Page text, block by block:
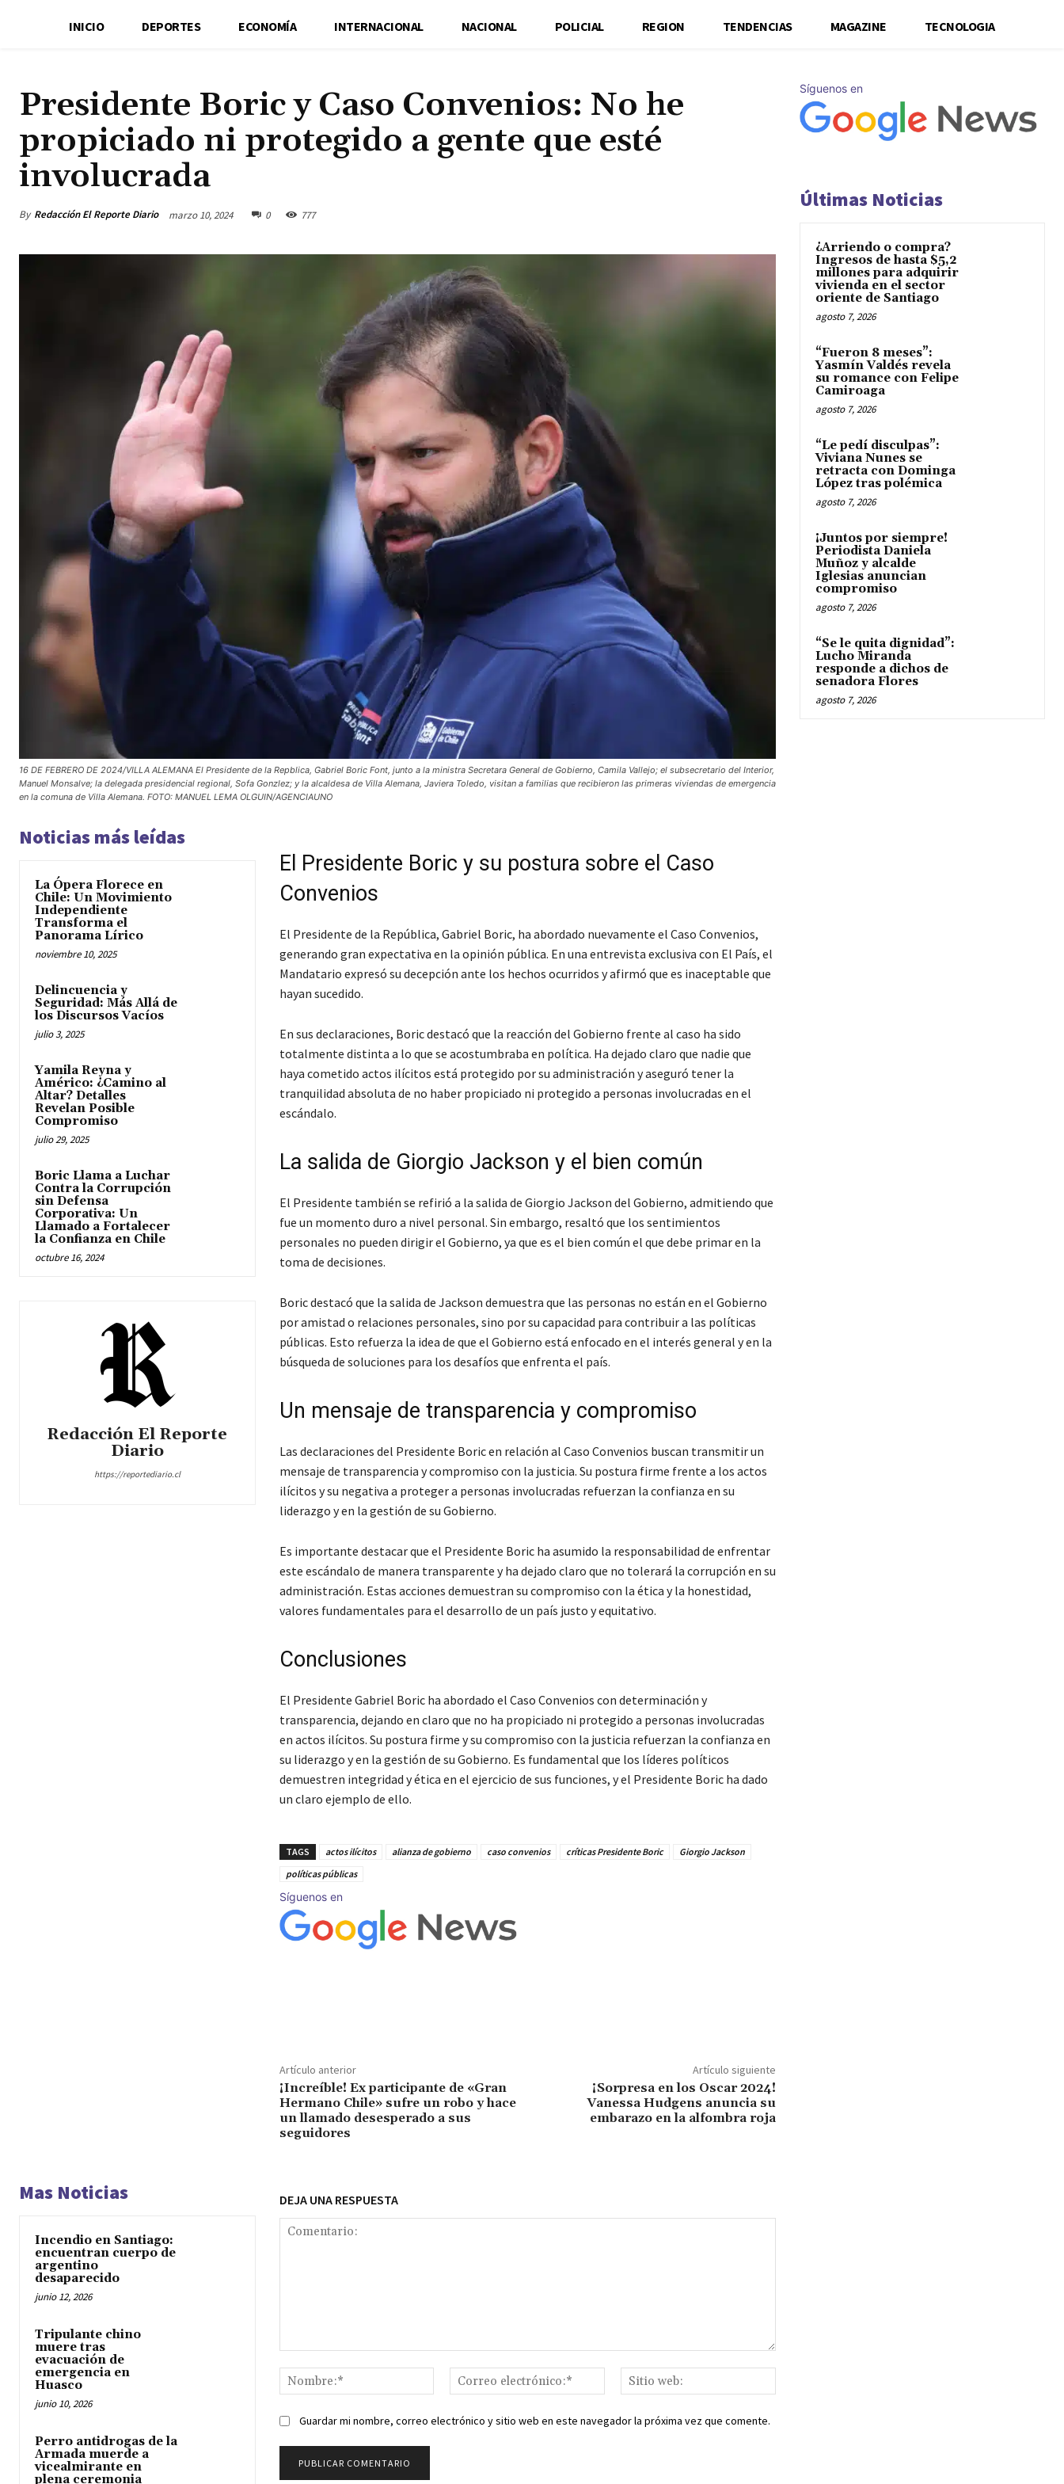
INICIO DEPORTES ECONOMÍA INTERNACIONAL NACIONAL POLICIAL REGION TENDENCIAS MAGAZINE TECNOLOGIA
Presidente Boric y Caso Convenios: No he
propiciado ni protegido a gente que esté
involucrada
By Redacción El Reporte Diario marzo 10, 2024 0 777
16 DE FEBRERO DE 2024/VILLA ALEMANA El Presidente de la Repblica, Gabriel Boric Font, junto a la ministra Secretara General de Gobierno, Camila Vallejo; el subsecretario del Interior,
Manuel Monsalve; la delegada presidencial regional, Sofa Gonzlez; y la alcaldesa de Villa Alemana, Javiera Toledo, visitan a familias que recibieron las primeras viviendas de emergencia
en la comuna de Villa Alemana. FOTO: MANUEL LEMA OLGUIN/AGENCIAUNO
Noticias más leídas
La Ópera Florece en
Chile: Un Movimiento
Independiente
Transforma el
Panorama Lírico
noviembre 10, 2025
Delincuencia y
Seguridad: Más Allá de
los Discursos Vacíos
julio 3, 2025
Yamila Reyna y
Américo: ¿Camino al
Altar? Detalles
Revelan Posible
Compromiso
julio 29, 2025
Boric Llama a Luchar
Contra la Corrupción
sin Defensa
Corporativa: Un
Llamado a Fortalecer
la Confianza en Chile
octubre 16, 2024
Redacción El Reporte
Diario
https://reportediario.cl
El Presidente Boric y su postura sobre el Caso
Convenios
El Presidente de la República, Gabriel Boric, ha abordado nuevamente el Caso Convenios,
generando gran expectativa en la opinión pública. En una entrevista exclusiva con El País, el
Mandatario expresó su decepción ante los hechos ocurridos y afirmó que es inaceptable que
hayan sucedido.
En sus declaraciones, Boric destacó que la reacción del Gobierno frente al caso ha sido
totalmente distinta a lo que se acostumbraba en política. Ha dejado claro que nadie que
haya cometido actos ilícitos está protegido por su administración y aseguró tener la
tranquilidad absoluta de no haber propiciado ni protegido a personas involucradas en el
escándalo.
La salida de Giorgio Jackson y el bien común
El Presidente también se refirió a la salida de Giorgio Jackson del Gobierno, admitiendo que
fue un momento duro a nivel personal. Sin embargo, resaltó que los sentimientos
personales no pueden dirigir el Gobierno, ya que es el bien común el que debe primar en la
toma de decisiones.
Boric destacó que la salida de Jackson demuestra que las personas no están en el Gobierno
por amistad o relaciones personales, sino por su capacidad para contribuir a las políticas
públicas. Esto refuerza la idea de que el Gobierno está enfocado en el interés general y en la
búsqueda de soluciones para los desafíos que enfrenta el país.
Un mensaje de transparencia y compromiso
Las declaraciones del Presidente Boric en relación al Caso Convenios buscan transmitir un
mensaje de transparencia y compromiso con la justicia. Su postura firme frente a los actos
ilícitos y su negativa a proteger a personas involucradas refuerzan la confianza en su
liderazgo y en la gestión de su Gobierno.
Es importante destacar que el Presidente Boric ha asumido la responsabilidad de enfrentar
este escándalo de manera transparente y ha dejado claro que no tolerará la corrupción en su
administración. Estas acciones demuestran su compromiso con la ética y la honestidad,
valores fundamentales para el desarrollo de un país justo y equitativo.
Conclusiones
El Presidente Gabriel Boric ha abordado el Caso Convenios con determinación y
transparencia, dejando en claro que no ha propiciado ni protegido a personas involucradas
en actos ilícitos. Su postura firme y su compromiso con la justicia refuerzan la confianza en
su liderazgo y en la gestión de su Gobierno. Es fundamental que los líderes políticos
demuestren integridad y ética en el ejercicio de sus funciones, y el Presidente Boric ha dado
un claro ejemplo de ello.
TAGS actos ilícitos alianza de gobierno caso convenios críticas Presidente Boric
Giorgio Jackson
políticas públicas
Síguenos en
Artículo anterior
¡Increíble! Ex participante de «Gran
Hermano Chile» sufre un robo y hace
un llamado desesperado a sus
seguidores
Artículo siguiente
¡Sorpresa en los Oscar 2024!
Vanessa Hudgens anuncia su
embarazo en la alfombra roja
Mas Noticias
Incendio en Santiago:
encuentran cuerpo de
argentino
desaparecido
junio 12, 2026
Tripulante chino
muere tras
evacuación de
emergencia en
Huasco
junio 10, 2026
Perro antidrogas de la
Armada muerde a
vicealmirante en
plena ceremonia
DEJA UNA RESPUESTA
Nombre:*
Correo
electrónico:*
web:
Guardar mi nombre, correo electrónico y sitio web en este navegador la próxima vez que comente.
Síguenos en
Últimas Noticias
¿Arriendo o compra?
Ingresos de hasta $5,2
millones para adquirir
vivienda en el sector
oriente de Santiago
agosto 7, 2026
“Fueron 8 meses”:
Yasmín Valdés revela
su romance con Felipe
Camiroaga
agosto 7, 2026
“Le pedí disculpas”:
Viviana Nunes se
retracta con Dominga
López tras polémica
agosto 7, 2026
¡Juntos por siempre!
Periodista Daniela
Muñoz y alcalde
Iglesias anuncian
compromiso
agosto 7, 2026
“Se le quita dignidad”:
Lucho Miranda
responde a dichos de
senadora Flores
agosto 7, 2026